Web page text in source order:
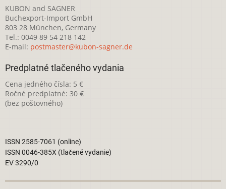
KUBON and SAGNER
Buchexport-Import GmbH
803 28 München, Germany
Tel.: 0049 89 54 218 142
E-mail: postmaster@kubon-sagner.de
Predplatné tlačeného vydania
Cena jedného čísla: 5 €
Ročné predplatné: 30 €
(bez poštovného)
ISSN 2585-7061 (online)
ISSN 0046-385X (tlačené vydanie)
EV 3290/0